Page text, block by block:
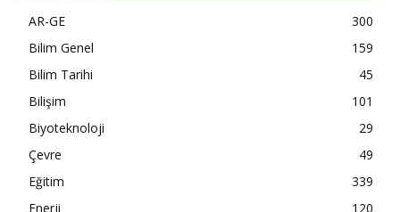
AR-GE
300
Bilim Genel
159
Bilim Tarihi
45
Bilişim
101
Biyoteknoloji
29
Çevre
49
Eğitim
339
Enerji
120